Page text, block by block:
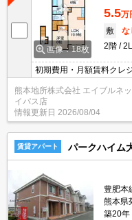
画像：18枚
5.5万
敷
な
2階
初期費用・月額賃料ク
の最上角部屋♪
熊本地所株式会社 エイブルネ
イパス店
情報更新日 2026/08/04
賃貸アパート パークハイム
豊肥本
熊本県
築20年